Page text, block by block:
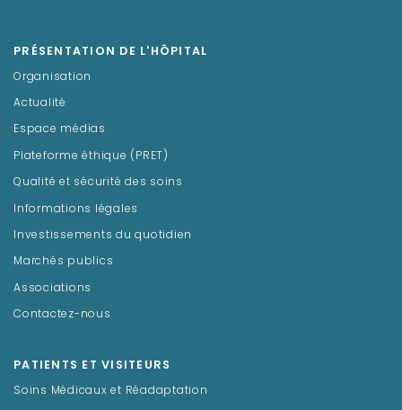
PRÉSENTATION DE L'HÔPITAL
Organisation
Actualité
Espace médias
Plateforme éthique (PRET)
Qualité et sécurité des soins
Informations légales
Investissements du quotidien
Marchés publics
Associations
Contactez-nous
PATIENTS ET VISITEURS
Soins Médicaux et Réadaptation